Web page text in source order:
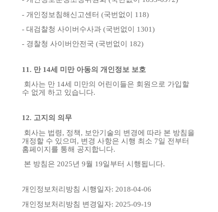
- 개인정보침해신고센터 (국번없이 118)
- 대검찰청 사이버수사과 (국번없이
1301)
- 경찰청 사이버안전국 (국번없이 182)
11. 만14세 미만 아동의 개인정보 보호
회사는 만 14세 미만의 어린이들은 회원으로 가입할
수 없게 하고 있습니다.
12. 고지의 의무
회사는 법령, 정책, 보안기술의 변경에 따라 본 방침을
개정할 수 있으며, 변경 사항은 시행 최소 7일 전부터
홈페이지를 통해 공지합니다.
본 방침은 2025년 9월 19일부터 시행됩니다.
개인정보처리방침 시행일자: 2018-04-06
개인정보처리방침 변경일자: 2025-09-19